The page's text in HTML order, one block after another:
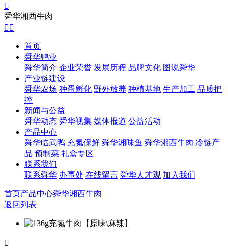

舜华湘西牛肉
 
首页
舜华鸭业
舜华简介 企业荣誉 发展历程 品牌文化 图说舜华
产业链建设
舜华农场 种蛋孵化 野外放养 种植基地 生产加工 品质把
控
新闻与公益
舜华动态 舜华视集 媒体报道 公益活动
产品中心
舜华临武鸭 充氮保鲜 舜华湘味鱼 舜华湘西牛肉 冷链产
品 预制菜 礼盒专区
联系我们
联系舜华 办事处 在线留言 舜华人才观 加入我们
首页产品中心舜华湘西牛肉
返回列表
